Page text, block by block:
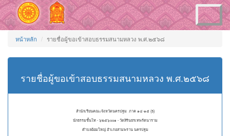
Toggle
navigation
หน้าหลัก รายชื่อผู้ขอเข้าสอบธรรมสนามหลวง พ.ศ.๒๕๖๘
รายชื่อผู้ขอเข้าสอบธรรมสนามหลวง พ.ศ.๒๕๖๘
สำนักเรียนคณะจังหวัดนครปฐม ภาค ๑๔-๑๕ (ธ)
นักธรรมชั้นโท - ๖๒๕๖๐๐๑ - วัดสิรินธรเทพรัตนาราม
ตำบลอ้อมใหญ่ อำเภอสามพราน นครปฐม